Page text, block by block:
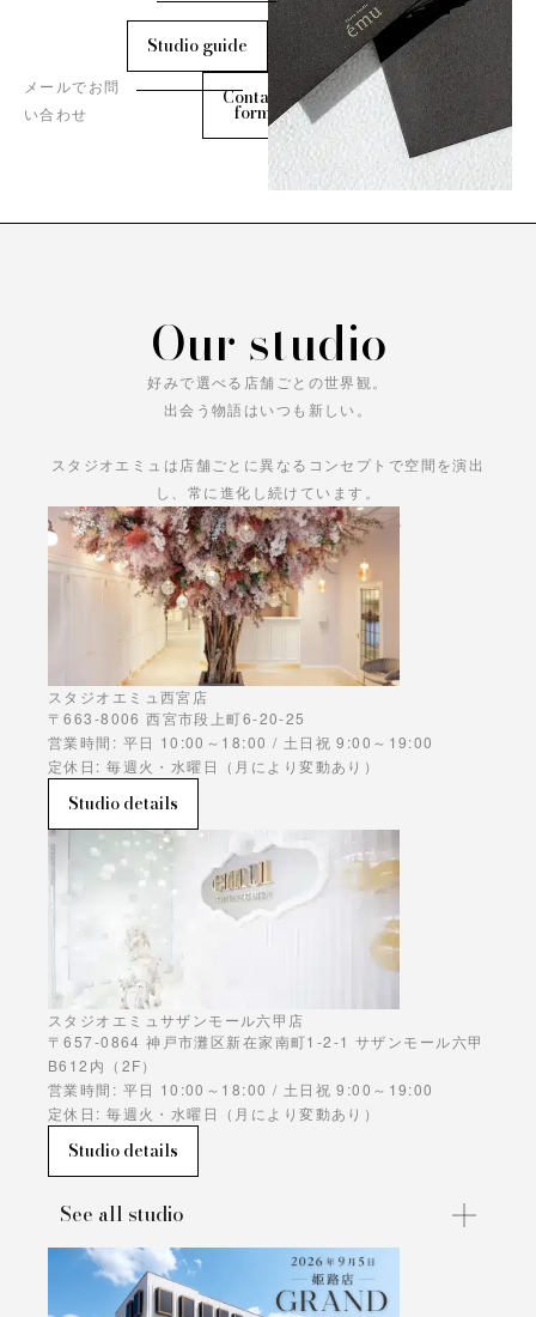
Studio guide
メールでお問
い合わせ
Contact
form
Our studio
好みで選べる店舗ごとの世界観。
出会う物語はいつも新しい。
スタジオエミュは店舗ごとに異なるコンセプトで空間を演出
し、常に進化し続けています。
あなただけの物語をお楽しみください。
スタジオエミュ西宮店
〒663-8006 西宮市段上町6-20-25
営業時間: 平日 10:00～18:00 / 土日祝 9:00～19:00
定休日: 毎週火・水曜日（月により変動あり）
Studio details
スタジオエミュサザンモール六甲店
〒657-0864 神戸市灘区新在家南町1-2-1 サザンモール六甲
B612内（2F）
営業時間: 平日 10:00～18:00 / 土日祝 9:00～19:00
定休日: 毎週火・水曜日（月により変動あり）
Studio details
See all studio